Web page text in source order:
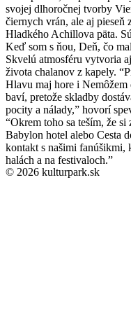
svojej dlhoročnej tvorby
čiernych vrán, ale aj pieseň
Hladkého Achillova päta.
Keď som s ňou, Deň, čo
Skvelú atmosféru vytvoria
života chalanov z kapely.
Hlavu maj hore i
baví, pretože skladby
pocity a nálady,” hovorí
“Okrem toho sa teším, že
Babylon hotel alebo Cesta
kontakt s našimi fanúšikmi,
halách a na festivaloch.”
© 2026 kulturpark.sk